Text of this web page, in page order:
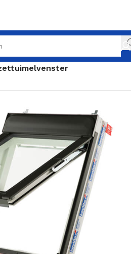
Klassiek uitzettuimelvenster